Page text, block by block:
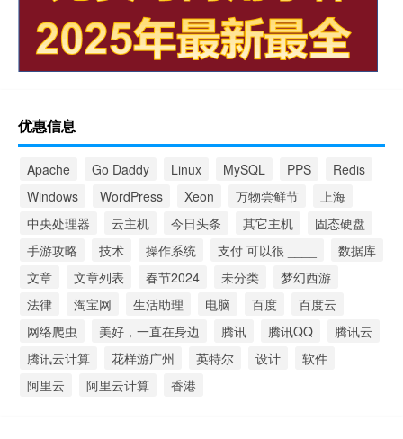
优惠信息
Apache Go Daddy Linux MySQL PPS
Redis
Windows
WordPress Xeon 万物尝鲜节
上海
中央处理器
云主机 今日头条 其它主机
固态硬盘
手游攻略
技术 操作系统 支付 可以很 ____
数据库
文章
文章列表 春节2024 未分类
梦幻西游
法律
淘宝网 生活助理 电脑 百度
百度云
网络爬虫
美好，一直在身边 腾讯 腾讯QQ
腾讯云
腾讯云计算
花样游广州 英特尔 设计
软件
阿里云
阿里云计算 香港